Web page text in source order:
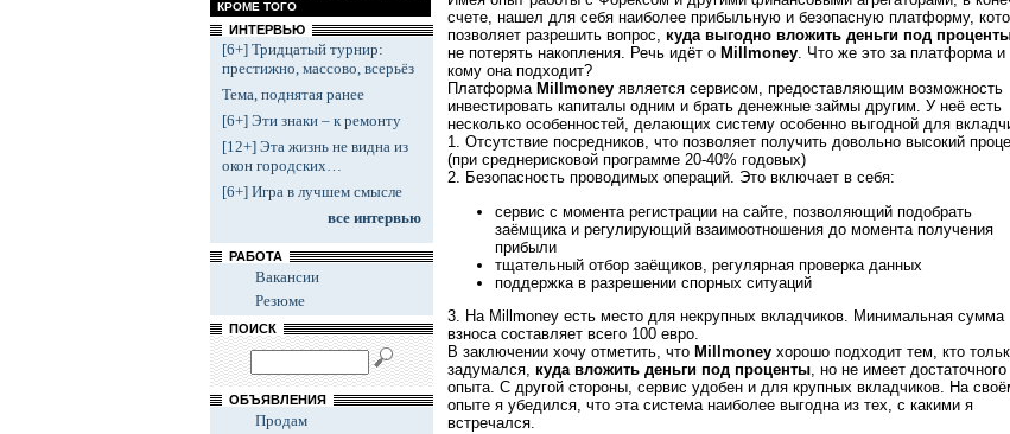
КРОМЕ ТОГО
ИНТЕРВЬЮ
[6+] Тридцатый турнир:
престижно, массово, всерьёз
Тема, поднятая ранее
[6+] Эти знаки – к ремонту
[12+] Эта жизнь не видна из
окон городских…
[6+] Игра в лучшем смысле
все интервью
РАБОТА
Вакансии
Резюме
ПОИСК
ОБЪЯВЛЕНИЯ
Продам
счете, нашел для себя наиболее прибыльную и безопасную платформу,
позволяет разрешить вопрос, куда выгодно вложить деньги под
не потерять накопления. Речь идёт о Millmoney. Что же это за платформа и
кому она подходит?
Платформа Millmoney является сервисом, предоставляющим возможность
инвестировать капиталы одним и брать денежные займы другим. У неё есть
несколько особенностей, делающих систему особенно выгодной для
1. Отсутствие посредников, что позволяет получить довольно высокий
(при среднерисковой программе 20-40% годовых)
2. Безопасность проводимых операций. Это включает в себя:
сервис с момента регистрации на сайте, позволяющий подобрать
заёмщика и регулирующий взаимоотношения до момента получения
прибыли
тщательный отбор заёщиков, регулярная проверка данных
поддержка в разрешении спорных ситуаций
3. На Millmoney есть место для некрупных вкладчиков. Минимальная сумма
взноса составляет всего 100 евро.
В заключении хочу отметить, что Millmoney хорошо подходит тем, кто
задумался, куда вложить деньги под проценты , но не имеет достаточного
опыта. С другой стороны, сервис удобен и для крупных вкладчиков. На
опыте я убедился, что эта система наиболее выгодна из тех, с какими я
встречался.